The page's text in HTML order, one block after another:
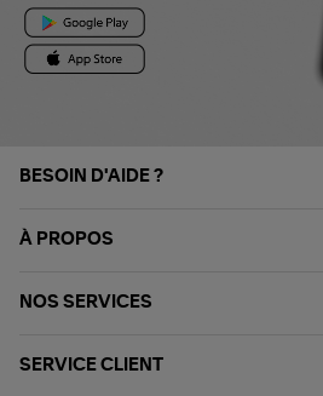
BESOIN D'AIDE ?
À PROPOS
NOS SERVICES
SERVICE CLIENT